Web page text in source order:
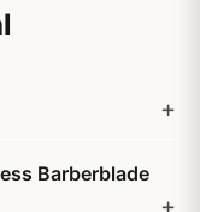
Barberblade